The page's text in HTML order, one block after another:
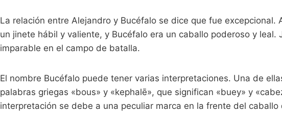
La relación entre Alejandro y Bucéfalo se dice que fue excepcional.
un jinete hábil y valiente, y Bucéfalo era un caballo poderoso y leal.
imparable en el campo de batalla.
El nombre Bucéfalo puede tener varias interpretaciones. Una de
palabras griegas «bous» y «kephalē», que significan «buey» y
interpretación se debe a una peculiar marca en la frente del